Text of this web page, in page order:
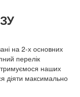
на 2-х основних
перелік
наших
діяти максимально